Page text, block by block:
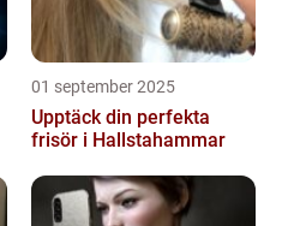
01 september 2025
Upptäck din perfekta
frisör i Hallstahammar